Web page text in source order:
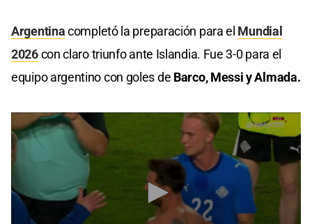
Argentinacompletó la preparación para el Mundial
2026con claro triunfo ante Islandia. Fue 3-0 para el
equipo argentino con goles de Barco, Messi y Almada.